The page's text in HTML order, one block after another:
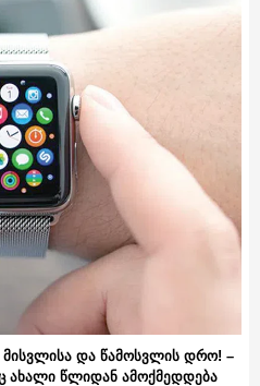
და წამოსვლის დრო! –
ახალი წლიდან ამოქმედდება